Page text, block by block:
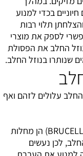
בכדי למנוע
תלוי רבות
לספק את מוצרי
החלב את הפסולת
שנותרו בנוזל החלב.
עלולים לזהם ואף
שחפת (TUBER CULOSIOS) קדחת (BRUCELLOSIS) הן מחלות
לכן נעשים